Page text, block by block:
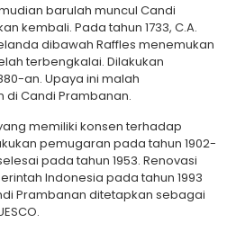
barulah muncul Candi
kembali. Pada tahun 1733, C.A.
dibawah Raffles menemukan
terbengkalai. Dilakukan
an. Upaya ini malah
Candi Prambanan.
memiliki konsen terhadap
pemugaran pada tahun 1902-
pada tahun 1953. Renovasi
Indonesia pada tahun 1993
Prambanan ditetapkan sebagai